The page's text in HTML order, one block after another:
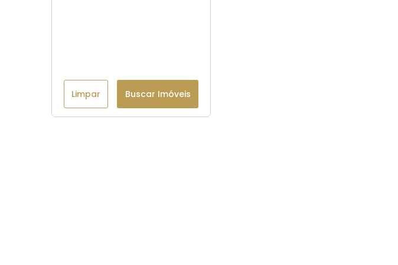
Limpar Buscar Imóveis